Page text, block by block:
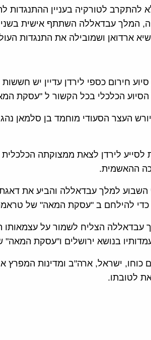
לטורקיה בעניין ההתנגדות
המלך עבדאללה השתתף אישית בשני
ארדואן ושמובילה את התנגדות
חירום כספי לירדן עדיין יש חששות
הסיוע הכלכלי בכל הקשור ל "עסקת
העצר הסעודי מוחמד בן סלמאן
לסייע לירדן לצאת ממצוקתה
ההאשמית.
השבוע למלך עבדאללה והביע את
כדי להילחם ב "עסקת המאה" של
הצליח לשמור על עצמאותו
בנושא ירושלים ו"עסקת
ישראל, ארה"ב ומדינות המפרץ
לטובתו.